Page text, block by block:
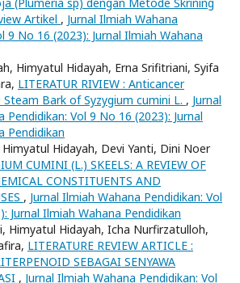
Artikel , Jurnal Ilmiah Wahana
9 No 16 (2023): Jurnal Ilmiah Wahana
Himyatul Hidayah, Erna Srifitriani, Syifa
LITERATUR RIVIEW : Anticancer
Bark of Syzygium cumini L. , Jurnal
Pendidikan: Vol 9 No 16 (2023): Jurnal
Pendidikan
Himyatul Hidayah, Devi Yanti, Dini Noer
CUMINI (L.) SKEELS: A REVIEW OF
CONSTITUENTS AND
, Jurnal Ilmiah Wahana Pendidikan: Vol
Jurnal Ilmiah Wahana Pendidikan
Himyatul Hidayah, Icha Nurfirzatulloh,
LITERATURE REVIEW ARTICLE :
SEBAGAI SENYAWA
, Jurnal Ilmiah Wahana Pendidikan: Vol